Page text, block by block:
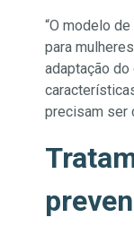
“O modelo
para
adaptação
precisam ser